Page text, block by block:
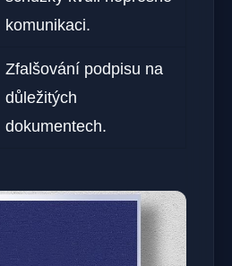
komunikaci.
Zfalšování podpisu na
důležitých
dokumentech.